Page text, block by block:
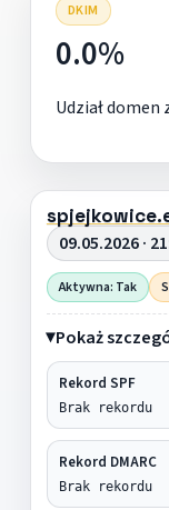
DKIM
0.0%
Udział domen
09.05.2026 ·
Aktywna: Tak
Pokaż
Rekord SPF
Brak rekordu
Rekord DMARC
Brak rekordu